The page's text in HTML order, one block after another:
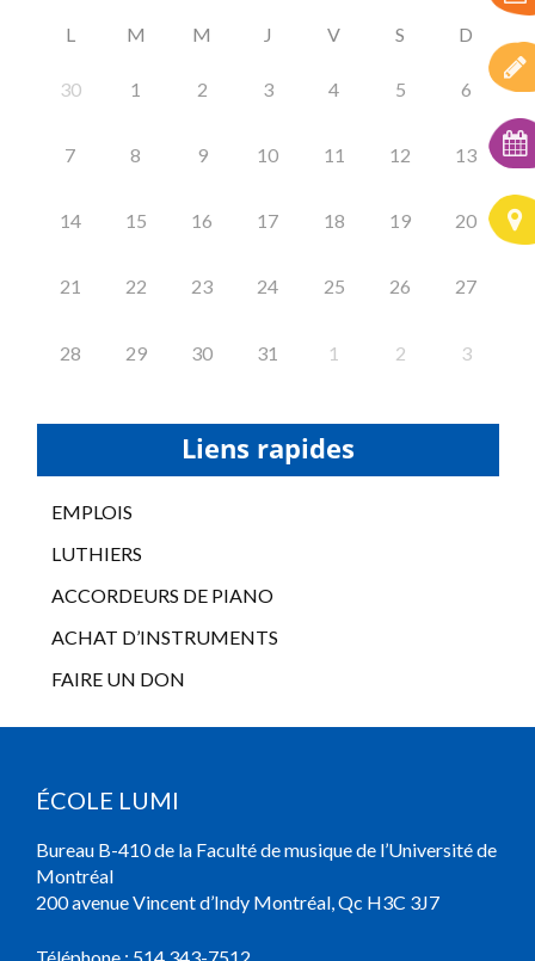
L M M J V S D
30 1 2 3 4 5 6
7 8 9 10 11 12 13
14 15 16 17 18 19 20
21 22 23 24 25 26 27
28 29 30 31 1 2 3
Liens rapides
EMPLOIS
LUTHIERS
ACCORDEURS DE PIANO
ACHAT D’INSTRUMENTS
FAIRE UN DON
ÉCOLE LUMI
Bureau B-410 de la Faculté de musique de l’Université de
Montréal
200 avenue Vincent d’Indy Montréal, Qc H3C 3J7